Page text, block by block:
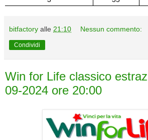
bitfactory alle 21:10 Nessun commento:
Condividi
Win for Life classico
09-2024 ore 20:00